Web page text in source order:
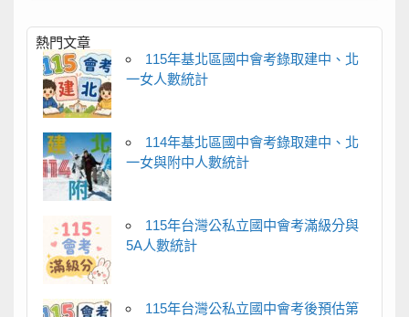
熱門文章
115年基北區國中會考錄取建中、北
一女人數統計
114年基北區國中會考錄取建中、北
一女與附中人數統計
115年台灣公私立國中會考滿級分與
5A人數統計
115年台灣公私立國中會考後預估第